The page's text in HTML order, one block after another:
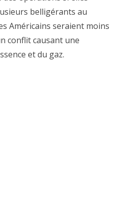
belligérants au
Américains seraient moins
conflit causant une
et du gaz.